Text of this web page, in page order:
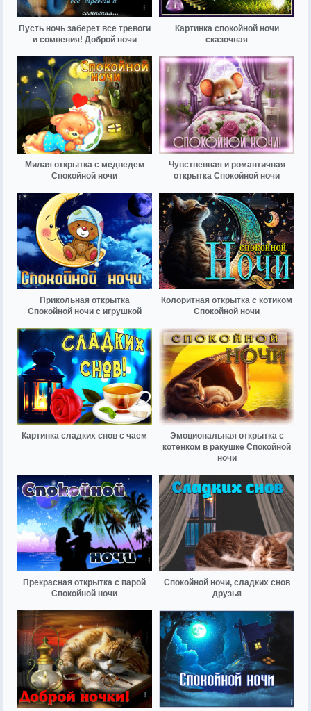
Пусть ночь заберет все тревоги
и сомнения! Доброй ночи
Картинка спокойной ночи
сказочная
Милая открытка с медведем
Спокойной ночи
Чувственная и романтичная
открытка Спокойной ночи
Прикольная открытка
Спокойной ночи с игрушкой
Колоритная открытка с котиком
Спокойной ночи
Картинка сладких снов с чаем
Эмоциональная открытка с
котенком в ракушке Спокойной
ночи
Прекрасная открытка с парой
Спокойной ночи
Спокойной ночи, сладких снов
друзья